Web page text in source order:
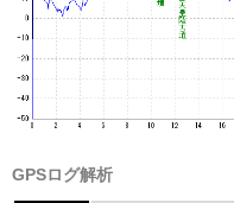
GPSログ解析